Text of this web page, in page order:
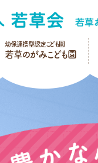
幼保連携型認定こども園
若草のがみこども園